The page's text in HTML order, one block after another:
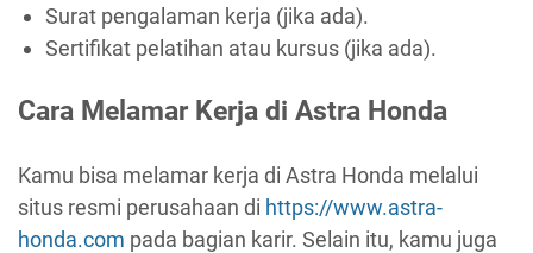
Surat pengalaman kerja (jika ada).
Sertifikat pelatihan atau kursus (jika ada).
Cara Melamar Kerja di Astra Honda
Kamu bisa melamar kerja di Astra Honda melalui
situs resmi perusahaan di https://www.astra-
honda.com pada bagian karir. Selain itu, kamu juga